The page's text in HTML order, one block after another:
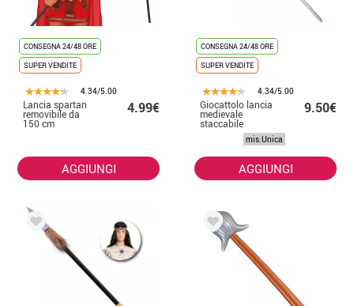
CONSEGNA 24/48 ORE
SUPER VENDITE
4.34/5.00
Lancia spartan
removibile da
150 cm
4.99€
AGGIUNGI
CONSEGNA 24/48 ORE
SUPER VENDITE
4.34/5.00
Giocattolo lancia
medievale
staccabile
120x10 cm
9.50€
mis.Unica
AGGIUNGI